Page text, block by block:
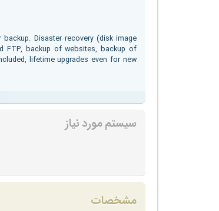
Disaster recovery (disk image
FTP, backup of websites, backup of
lifetime upgrades even for new
سیستم مورد نیاز
مشخصات